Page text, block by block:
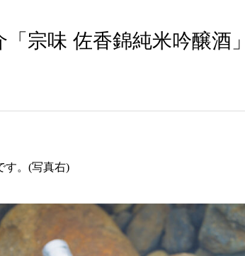
宗味 佐香錦純米吟醸酒」
す。(写真右)